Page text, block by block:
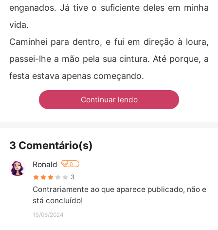
enganados. Já tive o suficiente deles em minha
vida.
Caminhei para dentro, e fui em direção à loura,
passei-lhe a mão pela sua cintura. Até porque, a
festa estava apenas começando.
Continuar lendo
3 Comentário(s)
Ronald 0
3
Contrariamente ao que aparece publicado, não e
stá concluído!
15/06/2024